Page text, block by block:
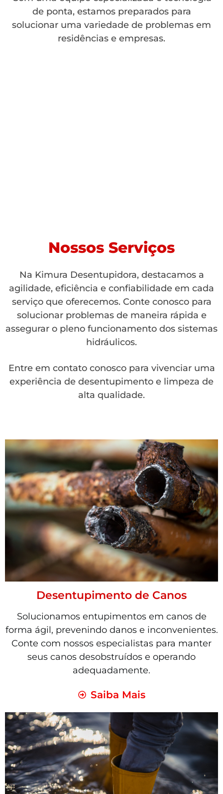
de ponta, estamos preparados para
solucionar uma variedade de problemas em
residências e empresas.
Nossos Serviços
Na Kimura Desentupidora, destacamos a
agilidade, eficiência e confiabilidade em cada
serviço que oferecemos. Conte conosco para
solucionar problemas de maneira rápida e
assegurar o pleno funcionamento dos sistemas
hidráulicos.
Entre em contato conosco para vivenciar uma
experiência de desentupimento e limpeza de
alta qualidade.
Desentupimento de Canos
Solucionamos entupimentos em canos de
forma ágil, prevenindo danos e inconvenientes.
Conte com nossos especialistas para manter
seus canos desobstruídos e operando
adequadamente.
Saiba Mais